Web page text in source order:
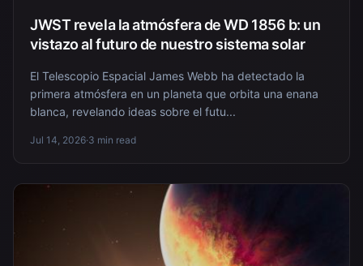
JWST revela la atmósfera de WD 1856 b: un
vistazo al futuro de nuestro sistema solar
El Telescopio Espacial James Webb ha detectado la
primera atmósfera en un planeta que orbita una enana
blanca, revelando ideas sobre el futu...
Jul 14, 2026·3 min read